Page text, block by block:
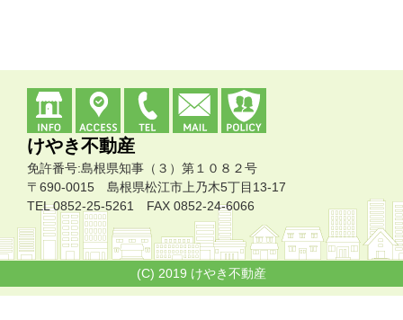
けやき不動産
免許番号:島根県知事（３）第１０８２号
〒690-0015 島根県松江市上乃木5丁目13-17
TEL 0852-25-5261 FAX 0852-24-6066
(C) 2019 けやき不動産